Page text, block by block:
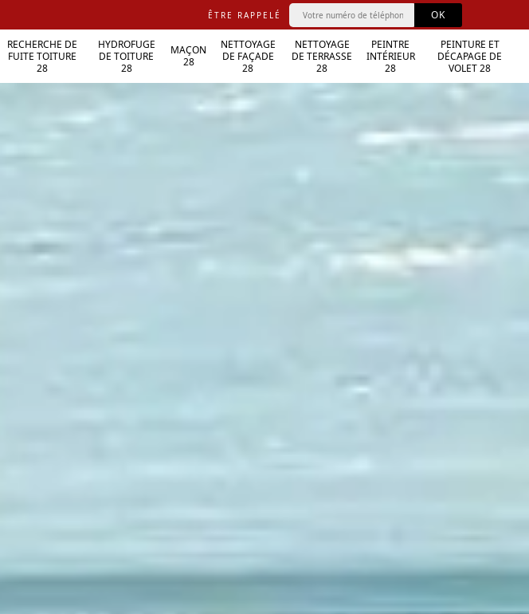
ÊTRE RAPPELÉ
RECHERCHE DE
FUITE TOITURE
28
HYDROFUGE
DE TOITURE
28
MAÇON
28
NETTOYAGE
DE FAÇADE
28
NETTOYAGE
DE TERRASSE
28
PEINTRE
INTÉRIEUR
28
PEINTURE ET
DÉCAPAGE DE
VOLET 28